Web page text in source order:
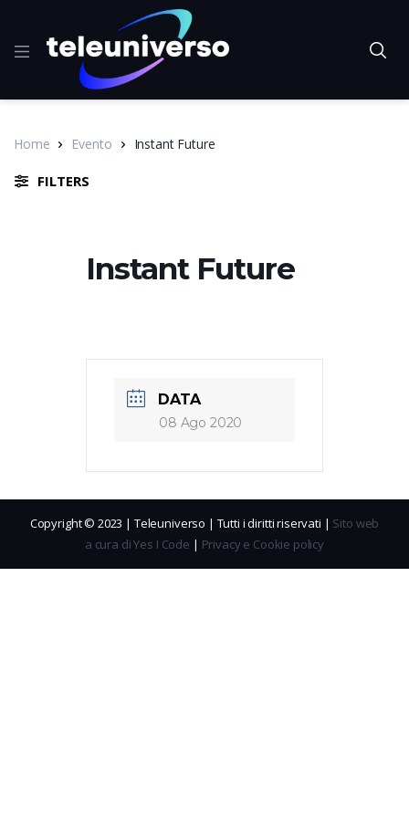
Home Evento Instant Future
FILTERS
Instant Future
DATA
08 Ago 2020
Copyright © 2023 | Teleuniverso | Tutti i diritti riservati | Sito web
a cura di Yes I Code | Privacy e Cookie policy